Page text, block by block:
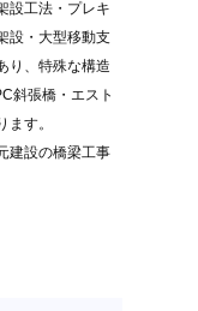
設工法・プレキ
設・大型移動支
り、特殊な構造
斜張橋・エスト
す。
建設の橋梁工事